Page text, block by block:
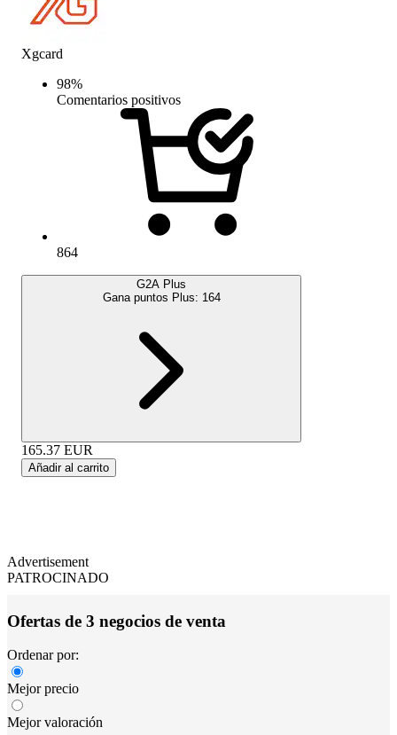
Xgcard
98%
Comentarios positivos
864
G2A Plus
Gana puntos Plus: 164
165.37 EUR
Añadir al carrito
Advertisement
PATROCINADO
Ofertas de 3 negocios de venta
Ordenar por:
Mejor precio
Mejor valoración